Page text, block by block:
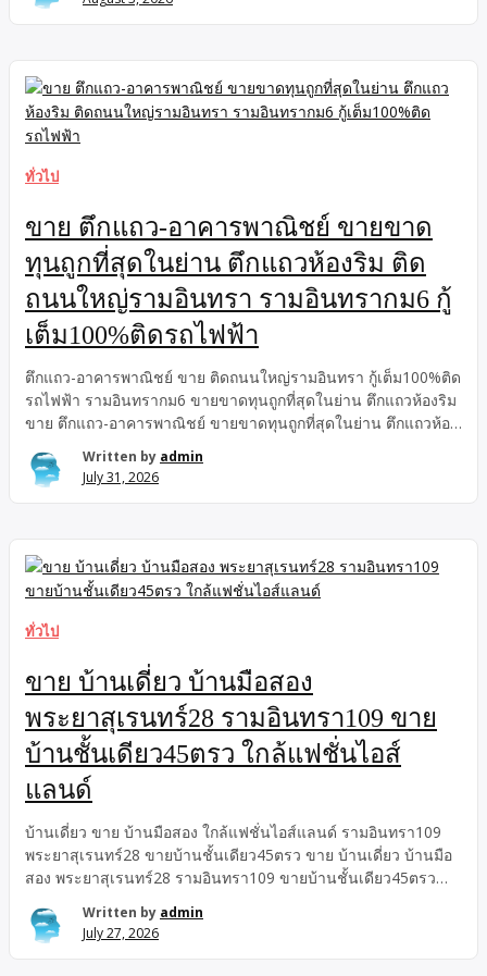
ประกาศ ตรวจไฟโบรสแกน คลินิกเฉพาะทางโรคตับ ระบบทางเดิน
ขอนแก่น คลินิกเฉพาะทางโรคตับ ระบบทางเดินอาหาร ในเมือง
ขอนแก่น โดยหมอผู้เชี่ยวชาญ ดูแลตรงจุดตั้งแต่ปัญหากระเพาะไป
จนถึงตับหมดกังวลอาการปวดท้องจุกเสียด แน่นลิ้นปี่ หรือแสบร้อน
กลางอก ด้วยโปรแกรมรักษาแผลกรดไหลย้อนขอนแก่น อย่างตรงจุด
และยั่งยืนยกระดับการดูแลสุขภาพตับด้วยนวัตกรรม ขอนแก่นตรวจ
เนื้อวินิจฉัยแม่นยำ รู้ผลไว บริการเป็นกันเอง ไม่ต้องทนรอคิวนาน
ต้องมาตรวจไฟโบรสแกนขอนแก่น ที่คลินิกหมอมนูญ ถนนประชา
สโมสรพร้อมปรึกษาแพทย์เฉพาะทางและนัดหมายเข้ารับบริการได้
ทันทีที่ คลินิกนายแพทย์มนูญ ขอนแก่น โทร. 061-594-6390 ปลด
ล็อกสุขภาพตับและพุงยุบไร้กรด! คลินิกโรคตับขอนแก่น โดย หมอ
ทางเดินอาหารขอนแก่น นวัตกรรม ตรวจไฟโบรสแกนขอนแก่น
แม่นยำ […]
ทั่วไป
ขาย ตึกแถว-อาคารพาณิชย์ ขายขาด
ทุนถูกที่สุดในย่าน ตึกแถวห้องริม ติด
ถนนใหญ่รามอินทรา รามอินทรากม6 กู้
เต็ม100%ติดรถไฟฟ้า
ตึกแถว-อาคารพาณิชย์ ขาย ติดถนนใหญ่รามอินทรา กู้เต็ม100%ติด
รถไฟฟ้า รามอินทรากม6 ขายขาดทุนถูกที่สุดในย่าน ตึกแถวห้องริม
ขาย ตึกแถว-อาคารพาณิชย์ ขายขาดทุนถูกที่สุดในย่าน ตึกแถวห้อง
ริม ติดถนนใหญ่รามอินทรา รามอินทรากม6 กู้เต็ม100%ติดรถไฟฟ้า
กู้เต็ม100%ติดรถไฟฟ้า ขายขาดทุนถูกที่สุดในย่าน ตึกแถวห้องริม
ติดถนนใหญ่รามอินทรา รามอินทรากม6 ตึกแถว-อาคารพาณิชย์
กม6 ติดรถไฟฟ้า ขายตึกแถวต่ำกว่าราคาประเมิน กู้เต็ม100% ติด
ถนนใหญ่รามอินทรา ขายขาดทุนถูกที่สุดในย่าน ตึกแถวห้องริม
รามอินทรากม6 ติดรถไฟฟ้า ลดทันที 1 ล้าน โครงสร้างแข็งแรง
สภาพดีเยี่ยม ขายตึกแถวต่ำกว่าราคาประเมิน ยอมตัดใจขายขาด
เต็ม100% โครงสร้างแข็งแรง สภาพดีเยี่ยม ตึกแถวห้องริม
รามอินทรากม6 ติดรถไฟฟ้า 5.9 ล้าน (ติดบันไดขึ้น-ลง MRT PK22
ทางออก 3) เจ้าของยอมตัดใจลดทันที […]
Written by admin
July 31, 2026
ทั่วไป
ขาย บ้านเดี่ยว บ้านมือสอง
พระยาสุเรนทร์28 รามอินทรา109 ขาย
บ้านชั้นเดียว45ตรว ใกล้แฟชั่นไอส์
แลนด์
บ้านเดี่ยว ขาย บ้านมือสอง ใกล้แฟชั่นไอส์แลนด์ รามอินทรา109
พระยาสุเรนทร์28 ขายบ้านชั้นเดียว45ตรว ขาย บ้านเดี่ยว บ้านมือ
สอง พระยาสุเรนทร์28 รามอินทรา109 ขายบ้านชั้นเดียว45ตรว
ขายบ้านชั้นเดียว45ตรว พระยาสุเรนทร์28 ใกล้แฟชั่นไอส์แลนด์
ขายบ้าน4 ห้องนอน รามอินทรา109 บ้านมือสอง ขายบ้านชั้น
Written by admin
July 27, 2026